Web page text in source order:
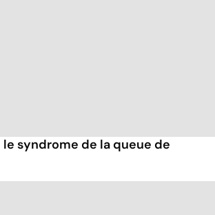
syndrome de la queue de